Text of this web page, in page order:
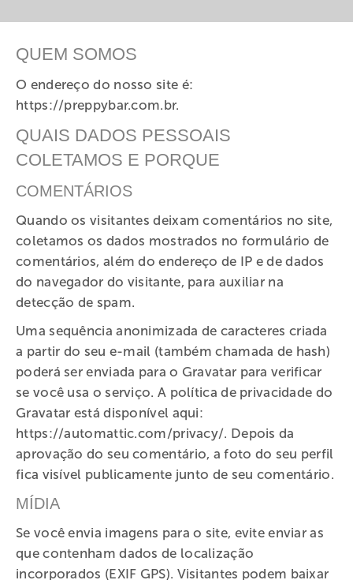
QUEM SOMOS
O endereço do nosso site é:
https://preppybar.com.br.
QUAIS DADOS PESSOAIS
COLETAMOS E PORQUE
COMENTÁRIOS
Quando os visitantes deixam comentários no site,
coletamos os dados mostrados no formulário de
comentários, além do endereço de IP e de dados
do navegador do visitante, para auxiliar na
detecção de spam.
Uma sequência anonimizada de caracteres criada
a partir do seu e-mail (também chamada de hash)
poderá ser enviada para o Gravatar para verificar
se você usa o serviço. A política de privacidade do
Gravatar está disponível aqui:
https://automattic.com/privacy/. Depois da
aprovação do seu comentário, a foto do seu perfil
fica visível publicamente junto de seu comentário.
MÍDIA
Se você envia imagens para o site, evite enviar as
que contenham dados de localização
incorporados (EXIF GPS). Visitantes podem baixar